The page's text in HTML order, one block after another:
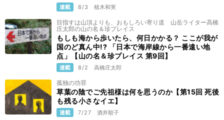
連載 8/3 植木和実
目指すは山頂よりも、おもしろい寄り道 山岳ライター高橋
庄太郎の山の名＆珍プレイス
もしも海から歩いたら、何日かかる？ ここが我が
国のど真ん中!? 「日本で海岸線から一番遠い地
点」【山の名＆珍プレイス 第9回】
連載 8/2 高橋庄太郎
孤独の功罪
草葉の陰でご先祖様は何を思うのか【第15回 死後
も残る小さなイエ】
連載 7/27 酒井順子